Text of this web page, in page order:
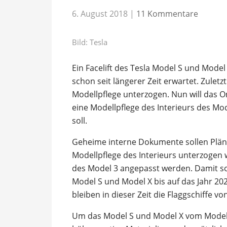
6. August 2018 | 11 Kommentare
Bild: Tesla
Ein Facelift des Tesla Model S und
schon seit längerer Zeit erwartet.
Modellpflege unterzogen. Nun will das
eine Modellpflege des Interieurs des
soll.
Geheime interne Dokumente sollen
Modellpflege des Interieurs
des Model 3 angepasst werden. Damit
Model S und Model X bis auf das Jahr
bleiben in dieser Zeit die Flaggschiffe
Um das Model S und Model X vom